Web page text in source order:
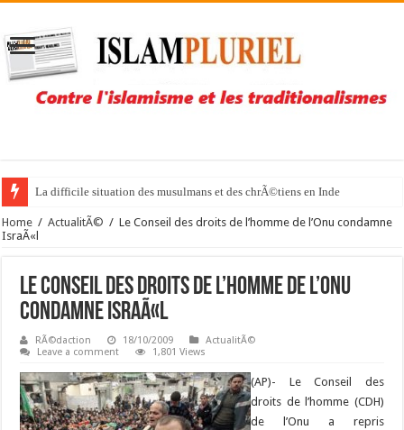
La difficile situation des musulmans et des chrÃ©tiens en Inde
Home / ActualitÃ© / Le Conseil des droits de l’homme de l’Onu condamne
IsraÃ«l
Le Conseil des droits de l’homme de l’Onu
condamne IsraÃ«l
RÃ©daction 18/10/2009
ActualitÃ©
Leave a comment
1,801 Views
(AP)- Le Conseil des
droits de l’homme (CDH)
de l’Onu a repris